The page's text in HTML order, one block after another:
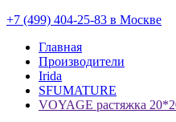
+7 (499) 404-25-83 в Москве
Главная
Производители
Irida
SFUMATURE
VOYAGE растяжка